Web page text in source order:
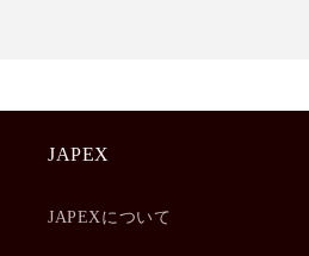
JAPEX
JAPEXについて